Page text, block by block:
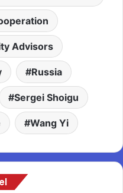
Advisors
Russia
Sergei Shoigu
Wang Yi